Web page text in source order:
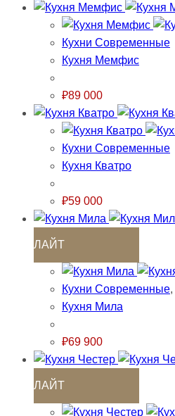
Кухни Современные
Кухня Мемфис
₽89 000
Кухни Современные
Кухня Кватро
₽59 000
ЛАЙТ
Кухни Современные,
Кухня Мила
₽69 900
ЛАЙТ